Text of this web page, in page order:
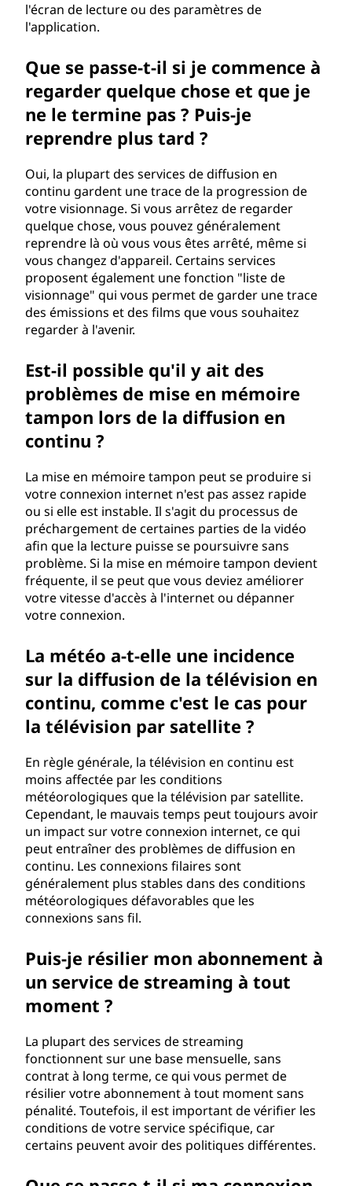
l'écran de lecture ou des paramètres de
l'application.
Que se passe-t-il si je commence à
regarder quelque chose et que je
ne le termine pas ? Puis-je
reprendre plus tard ?
Oui, la plupart des services de diffusion en
continu gardent une trace de la progression de
votre visionnage. Si vous arrêtez de regarder
quelque chose, vous pouvez généralement
reprendre là où vous vous êtes arrêté, même si
vous changez d'appareil. Certains services
proposent également une fonction "liste de
visionnage" qui vous permet de garder une trace
des émissions et des films que vous souhaitez
regarder à l'avenir.
Est-il possible qu'il y ait des
problèmes de mise en mémoire
tampon lors de la diffusion en
continu ?
La mise en mémoire tampon peut se produire si
votre connexion internet n'est pas assez rapide
ou si elle est instable. Il s'agit du processus de
préchargement de certaines parties de la vidéo
afin que la lecture puisse se poursuivre sans
problème. Si la mise en mémoire tampon devient
fréquente, il se peut que vous deviez améliorer
votre vitesse d'accès à l'internet ou dépanner
votre connexion.
La météo a-t-elle une incidence
sur la diffusion de la télévision en
continu, comme c'est le cas pour
la télévision par satellite ?
En règle générale, la télévision en continu est
moins affectée par les conditions
météorologiques que la télévision par satellite.
Cependant, le mauvais temps peut toujours avoir
un impact sur votre connexion internet, ce qui
peut entraîner des problèmes de diffusion en
continu. Les connexions filaires sont
généralement plus stables dans des conditions
météorologiques défavorables que les
connexions sans fil.
Puis-je résilier mon abonnement à
un service de streaming à tout
moment ?
La plupart des services de streaming
fonctionnent sur une base mensuelle, sans
contrat à long terme, ce qui vous permet de
résilier votre abonnement à tout moment sans
pénalité. Toutefois, il est important de vérifier les
conditions de votre service spécifique, car
certains peuvent avoir des politiques différentes.